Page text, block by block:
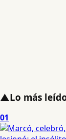
▲Lo más
01